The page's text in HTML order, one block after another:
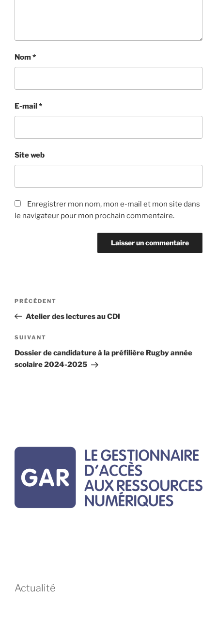
Nom*
E-mail *
Site web
Enregistrer mon nom, mon e-mail et mon site dans
le navigateur pour mon prochain commentaire.
Navigation
l’article
Article
précédent
PRÉCÉDENT
Atelier des lectures au CDI
Article
suivant
SUIVANT
Dossier de candidature à la préfilière Rugby année
scolaire 2024-2025
Actualité